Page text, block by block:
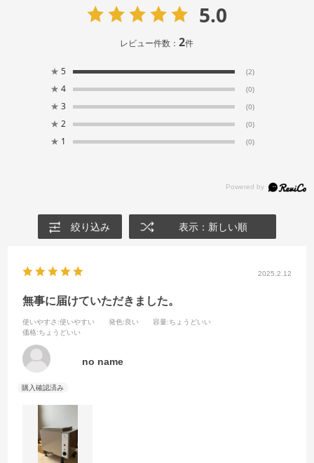
5.0
レビュー件数：2件
★ 5 (2)
★ 4 (0)
★ 3 (0)
★ 2 (0)
★ 1 (0)
絞り込み 表示：新しい順
2025.2.12
無事に届けていただきました。
使いやすさ :使いやすい 発色:良い 容量:ちょうどいい
価格:ちょうどいい
no name